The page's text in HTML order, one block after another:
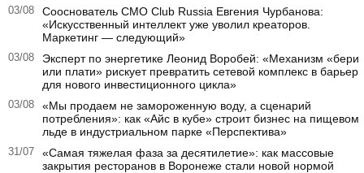
03/08
Сооснователь CMO Club Russia Евгения Чурбанова:
«Искусственный интеллект уже уволил креаторов.
Маркетинг — следующий»
03/08
Эксперт по энергетике Леонид Воробей: «Механизм «бери
или плати» рискует превратить сетевой комплекс в барьер
для нового инвестиционного цикла»
03/08
«Мы продаем не замороженную воду, а сценарий
потребления»: как «Айс в кубе» строит бизнес на пищевом
льде в индустриальном парке «Перспектива»
31/07
«Самая тяжелая фаза за десятилетие»: как массовые
закрытия ресторанов в Воронеже стали новой нормой